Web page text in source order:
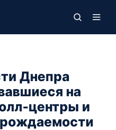
Днепра
на
центры и